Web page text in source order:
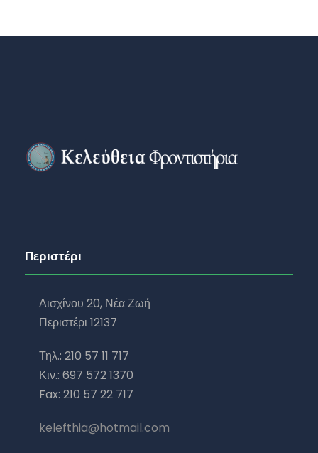
Περιστέρι
Αισχίνου 20, Νέα Ζωή
Περιστέρι 12137
Τηλ.: 210 57 11 717
Κιν.: 697 572 1370
Fax: 210 57 22 717
kelefthia@hotmail.com